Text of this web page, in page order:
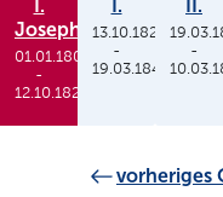
I.
Joseph
01.01.1806
-
12.10.1825
I.
13.10.1825
-
19.03.1848
II.
-
vorheriges